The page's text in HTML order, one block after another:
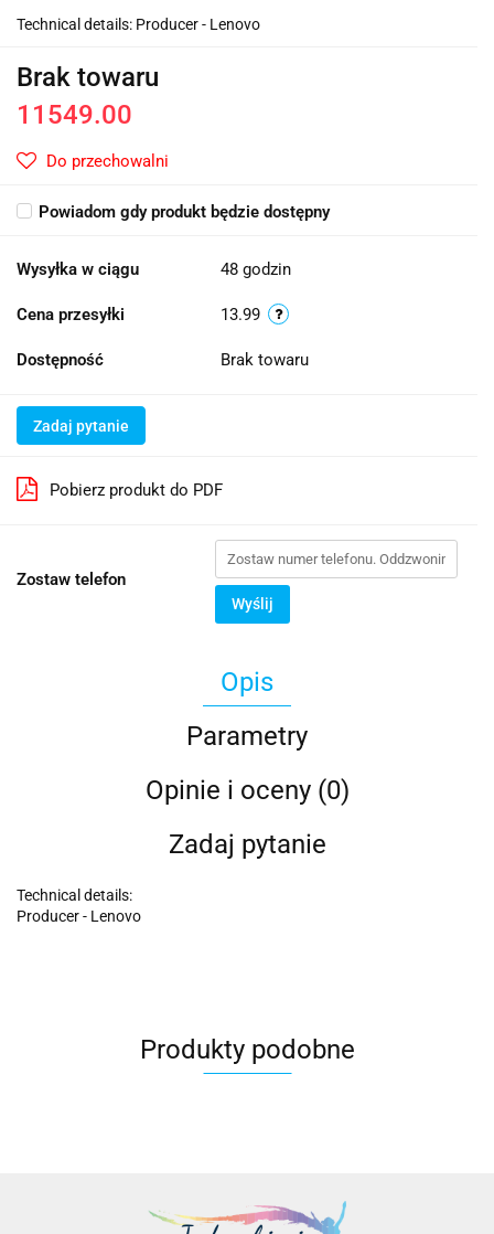
Technical details: Producer - Lenovo
Brak towaru
11549.00
Do przechowalni
Powiadom gdy produkt będzie dostępny
Wysyłka w ciągu 48 godzin
Cena przesyłki 13.99
Dostępność Brak towaru
Zadaj pytanie
Pobierz produkt do PDF
Zostaw telefon
Wyślij
Opis
Parametry
Opinie i oceny (0)
Zadaj pytanie
Technical details:
Producer - Lenovo
Produkty podobne